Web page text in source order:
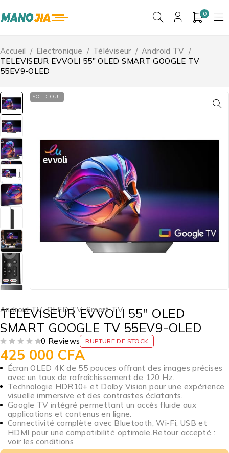
0
Accueil / Electronique / Téléviseur / Android TV /
TELEVISEUR EVVOLI 55″ OLED SMART GOOGLE TV
55EV9-OLED
SOLD OUT
Android TV,OLED TV,Smart TV
TELEVISEUR EVVOLI 55″ OLED
SMART GOOGLE TV 55EV9-OLED
0 Reviews RUPTURE DE STOCK
425 000 CFA
Écran OLED 4K de 55 pouces offrant des images précises
avec un taux de rafraîchissement de 120 Hz.
Technologie HDR10+ et Dolby Vision pour une expérience
visuelle immersive et des contrastes éclatants.
Google TV intégré permettant un accès fluide aux
applications et contenus en ligne.
Connectivité complète avec Bluetooth, Wi-Fi, USB et
HDMI pour une compatibilité optimale. Retour accepté :
voir les conditions